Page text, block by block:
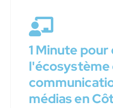
1 Minute
l'écosystème
médias en